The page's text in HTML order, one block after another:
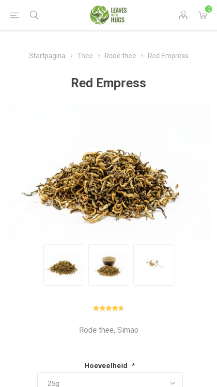
0
Startpagina Thee Rode thee Red Empress
Red Empress
Rode thee, Simao
Hoeveelheid *